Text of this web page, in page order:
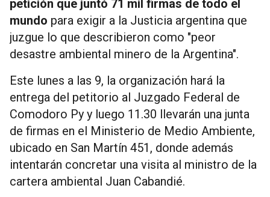
petición que juntó 71 mil firmas de todo el
mundo para exigir a la Justicia argentina que
juzgue lo que describieron como "peor
desastre ambiental minero de la Argentina".
Este lunes a las 9, la organización hará la
entrega del petitorio al Juzgado Federal de
Comodoro Py y luego 11.30 llevarán una junta
de firmas en el Ministerio de Medio Ambiente,
ubicado en San Martín 451, donde además
intentarán concretar una visita al ministro de la
cartera ambiental Juan Cabandié.